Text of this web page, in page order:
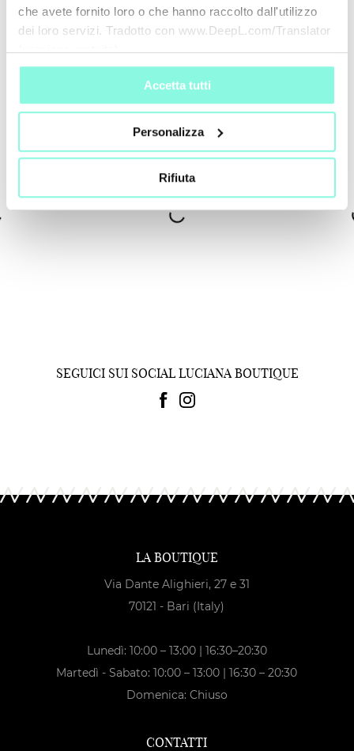
che avete fornito loro o che hanno raccolto dall'utilizzo
dei loro servizi. Tradotto con www.DeepL.com/Translator
(versione gratuita)
Accetta tutti
Personalizza
Rifiuta
CONFIRM EDIT
COURREGES
T-shirt
€ 250,00 -50% € 125,00
COURREGES
T-shirt
€ 220,00 -50% € 110,00
SEGUICI SUI SOCIAL LUCIANA BOUTIQUE
LA BOUTIQUE
Via Dante Alighieri, 27 e 31
70121 - Bari (Italy)
Lunedì: 10:00 – 13:00 | 16:30–20:30
Martedì - Sabato: 10:00 – 13:00 | 16:30 – 20:30
Domenica: Chiuso
CONTATTI